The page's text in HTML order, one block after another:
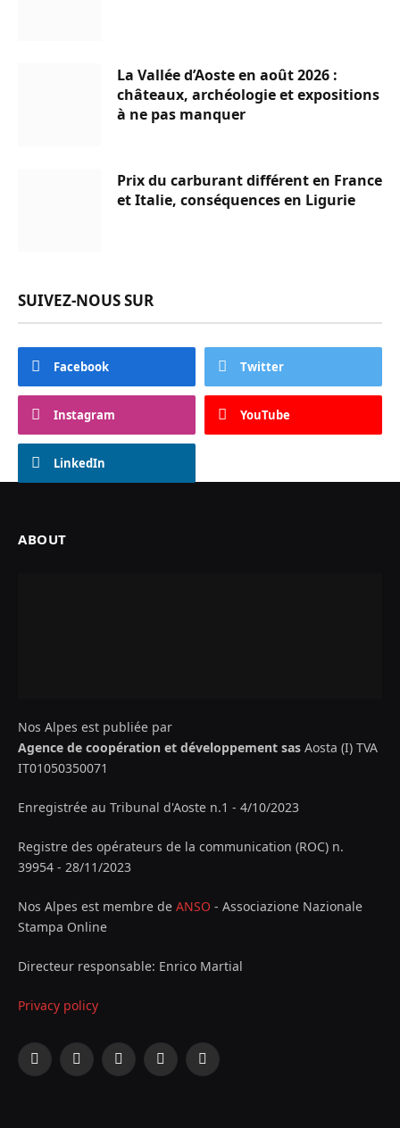
La Vallée d’Aoste en août 2026 :
châteaux, archéologie et expositions
à ne pas manquer
Prix du carburant différent en France
et Italie, conséquences en Ligurie
SUIVEZ-NOUS SUR
Facebook Twitter
Instagram YouTube
LinkedIn
ABOUT
Nos Alpes est publiée par
Agence de coopération et développement sas Aosta (I) TVA
IT01050350071
Enregistrée au Tribunal d'Aoste n.1 - 4/10/2023
Registre des opérateurs de la communication (ROC) n.
39954 - 28/11/2023
Nos Alpes est membre de ANSO - Associazione Nazionale
Stampa Online
Directeur responsable: Enrico Martial
Privacy policy
Facebook
X
InstagramYouTubeLinkedIn